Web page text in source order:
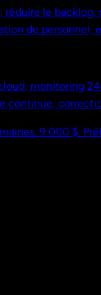
réduire le
de personnel,
monitoring
continue,
9 000 $.